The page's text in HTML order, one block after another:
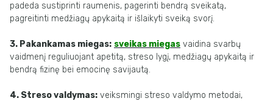
padeda sustiprinti raumenis, pagerinti bendrą sveikatą,
pagreitinti medžiagų apykaitą ir išlaikyti sveiką svorį.
3. Pakankamas miegas: sveikas miegas vaidina svarbų
vaidmenį reguliuojant apetitą, streso lygį, medžiagų apykaitą ir
bendrą fizinę bei emocinę savijautą.
4. Streso valdymas: veiksmingi streso valdymo metodai,